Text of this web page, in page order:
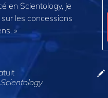
en Scientology, je
les concessions
»